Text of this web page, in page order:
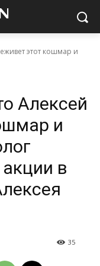
этот кошмар и
Алексей
и
в
35